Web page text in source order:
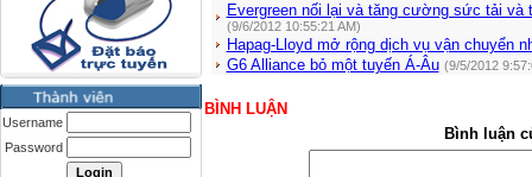
Username
Password
Evergreen nối lại và tăng cường sức tải và
(9/6/2012 10:55:21 AM)
Hapag-Lloyd mở rộng dịch vụ vận chuyển
G6 Alliance bỏ một tuyến Á-Âu (9/5/2012
BÌNH LUẬN
Bình luận